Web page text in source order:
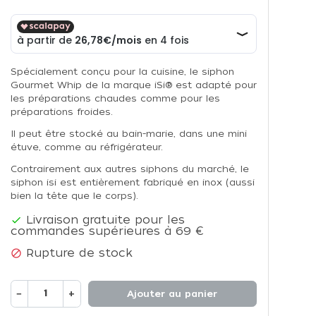
Spécialement conçu pour la cuisine, le siphon
Gourmet Whip de la marque iSi® est adapté pour
les préparations chaudes comme pour les
préparations froides.
Il peut être stocké au bain-marie, dans une mini
étuve, comme au réfrigérateur.
Contrairement aux autres siphons du marché, le
siphon isi est entièrement fabriqué en inox (aussi
bien la tête que le corps).
 Livraison gratuite pour les
commandes supérieures à 69 €
 Rupture de stock
− + Ajouter au panier